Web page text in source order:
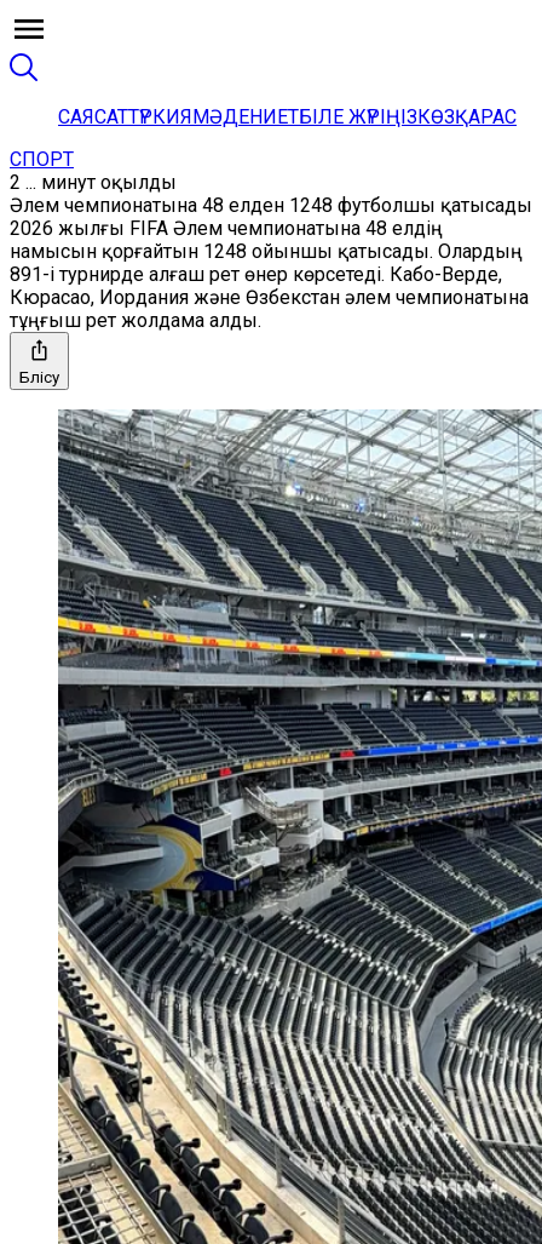
САЯСАТТҮРКИЯМӘДЕНИЕТБІЛЕ ЖҮРІҢІЗКӨЗҚАРАС
СПОРТ
2 ... минут оқылды
Әлем чемпионатына 48 елден 1248 футболшы қатысады
2026 жылғы FIFA Әлем чемпионатына 48 елдің
намысын қорғайтын 1248 ойыншы қатысады. Олардың
891-і турнирде алғаш рет өнер көрсетеді. Кабо-Верде,
Кюрасао, Иордания және Өзбекстан әлем чемпионатына
тұңғыш рет жолдама алды.
Бөлісу